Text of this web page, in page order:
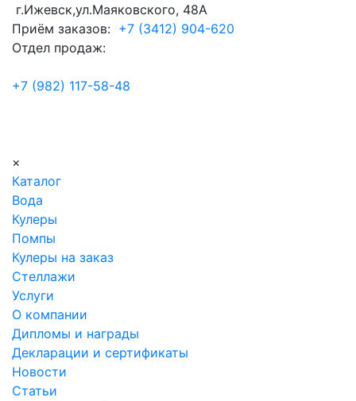
г.Ижевск,ул.Маяковского, 48А
Приём заказов: +7 (3412) 904-620
Отдел продаж:
+7 (982) 117-58-48
×
Каталог
Вода
Кулеры
Помпы
Кулеры на заказ
Стеллажи
Услуги
О компании
Дипломы и награды
Декларации и сертификаты
Новости
Статьи